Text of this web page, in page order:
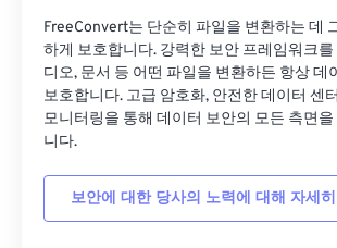
FreeConvert는 단순히 파일을 변환하는 데
하게 보호합니다. 강력한 보안 프레임워크를
디오, 문서 등 어떤 파일을 변환하든 항상 데
보호합니다. 고급 암호화, 안전한 데이터 센
모니터링을 통해 데이터 보안의 모든 측면
니다.
보안에 대한 당사의 노력에 대해 자세